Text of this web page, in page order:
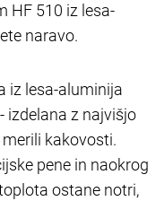
HF 510 iz lesa-
naravo.
iz lesa-aluminija
izdelana z najvišjo
kakovosti.
pene in naokrog
ostane notri,